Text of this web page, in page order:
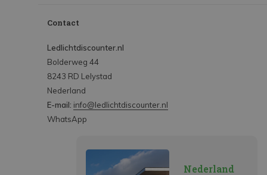
Contact
Ledlichtdiscounter.nl
Bolderweg 44
8243 RD Lelystad
Nederland
E-mail: info@ledlichtdiscounter.nl
WhatsApp
Nederland